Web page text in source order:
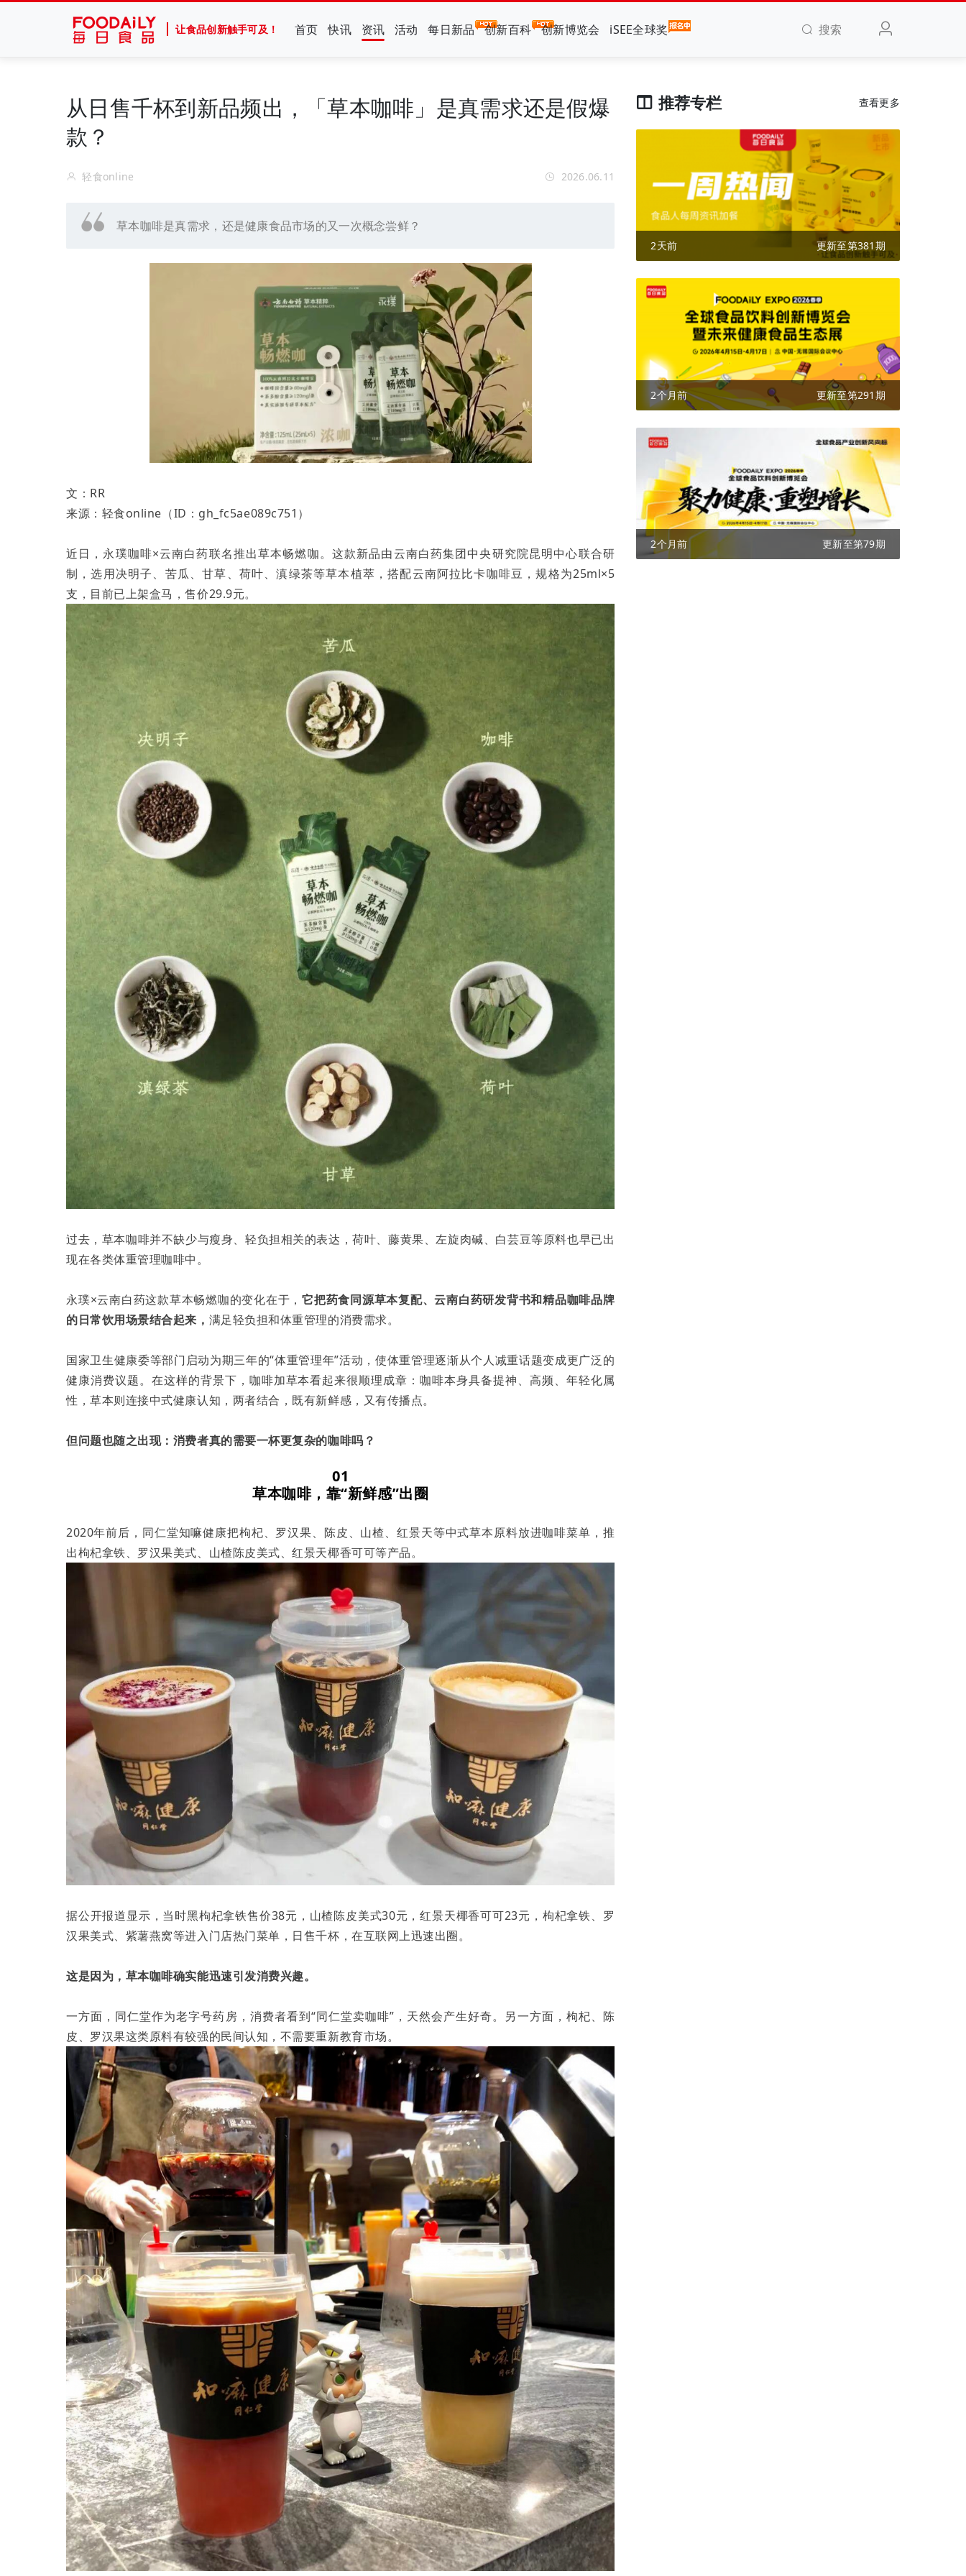
让食品创新触手可及！ 首页 快讯 资讯 活动 每日新品 创新百科 创新博览会 iSEE全球奖 搜索
从日售千杯到新品频出，「草本咖啡」是真需求还是假爆
款？
轻食online 2026.06.11
草本咖啡是真需求，还是健康食品市场的又一次概念尝鲜？
文：RR
来源：轻食online（ID：gh_fc5ae089c751）
近日，永璞咖啡×云南白药联名推出草本畅燃咖。这款新品由云南白药集团中央研究院昆明中心联合研
制，选用决明子、苦瓜、甘草、荷叶、滇绿茶等草本植萃，搭配云南阿拉比卡咖啡豆，规格为25ml×5
支，目前已上架盒马，售价29.9元。
过去，草本咖啡并不缺少与瘦身、轻负担相关的表达，荷叶、藤黄果、左旋肉碱、白芸豆等原料也早已出
现在各类体重管理咖啡中。
永璞×云南白药这款草本畅燃咖的变化在于，它把药食同源草本复配、云南白药研发背书和精品咖啡品牌
的日常饮用场景结合起来， 满足轻负担和体重管理的消费需求。
国家卫生健康委等部门启动为期三年的“体重管理年”活动，使体重管理逐渐从个人减重话题变成更广泛的
健康消费议题。在这样的背景下，咖啡加草本看起来很顺理成章：咖啡本身具备提神、高频、年轻化属
性，草本则连接中式健康认知，两者结合，既有新鲜感，又有传播点。
但问题也随之出现：消费者真的需要一杯更复杂的咖啡吗？
01
草本咖啡，靠“新鲜感”出圈
2020年前后，同仁堂知嘛健康把枸杞、罗汉果、陈皮、山楂、红景天等中式草本原料放进咖啡菜单，推
出枸杞拿铁、罗汉果美式、山楂陈皮美式、红景天椰香可可等产品。
据公开报道显示，当时黑枸杞拿铁售价38元，山楂陈皮美式30元，红景天椰香可可23元，枸杞拿铁、罗
汉果美式、紫薯燕窝等进入门店热门菜单，日售千杯，在互联网上迅速出圈。
这是因为，草本咖啡确实能迅速引发消费兴趣。
一方面，同仁堂作为老字号药房，消费者看到“同仁堂卖咖啡”，天然会产生好奇。另一方面，枸杞、陈
皮、罗汉果这类原料有较强的民间认知，不需要重新教育市场。
推荐专栏 查看更多
2天前 更新至第381期
2个月前 更新至第291期
2个月前 更新至第79期